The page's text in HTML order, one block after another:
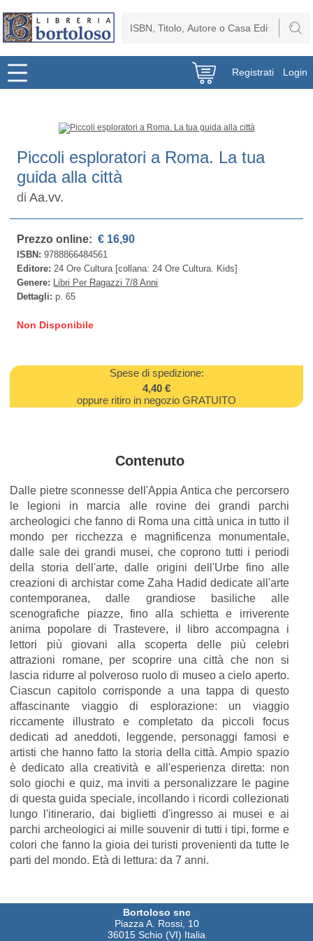
Registrati Login
Piccoli esploratori a Roma. La tua
guida alla città
diAa.vv.
Prezzo online: € 16,90
ISBN:9788866484561
Editore:24 Ore Cultura [collana: 24 Ore Cultura. Kids]
Genere: Libri Per Ragazzi 7/8 Anni
Dettagli:p. 65
Non Disponibile
Spese di spedizione:
4,40 €
oppure ritiro in negozio GRATUITO
Contenuto
Dalle pietre sconnesse dell'Appia Antica che percorsero
le legioni in marcia alle rovine dei grandi parchi
archeologici che fanno di Roma una città unica in tutto il
mondo per ricchezza e magnificenza monumentale,
dalle sale dei grandi musei, che coprono tutti i periodi
della storia dell'arte, dalle origini dell'Urbe fino alle
creazioni di archistar come Zaha Hadid dedicate all'arte
contemporanea, dalle grandiose basiliche alle
scenografiche piazze, fino alla schietta e irriverente
anima popolare di Trastevere, il libro accompagna i
lettori più giovani alla scoperta delle più celebri
attrazioni romane, per scoprire una città che non si
lascia ridurre al polveroso ruolo di museo a cielo aperto.
Ciascun capitolo corrisponde a una tappa di questo
affascinante viaggio di esplorazione: un viaggio
riccamente illustrato e completato da piccoli focus
dedicati ad aneddoti, leggende, personaggi famosi e
artisti che hanno fatto la storia della città. Ampio spazio
è dedicato alla creatività e all'esperienza diretta: non
solo giochi e quiz, ma inviti a personalizzare le pagine
di questa guida speciale, incollando i ricordi collezionati
lungo l'itinerario, dai biglietti d'ingresso ai musei e ai
parchi archeologici ai mille souvenir di tutti i tipi, forme e
colori che fanno la gioia dei turisti provenienti da tutte le
parti del mondo. Età di lettura: da 7 anni.
Bortoloso snc
Piazza A. Rossi, 10
36015 Schio (VI) Italia